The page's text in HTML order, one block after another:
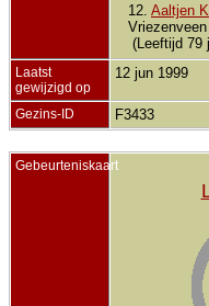
12. Aaltjen
Vriezenveen
(Leeftijd 79
Laatst
gewijzigd op
12 jun 1999
Gezins-ID F3433
Gebeurteniskaart